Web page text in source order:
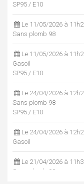
SP95 / E10
Le 11/05/2026 à
Sans plomb 98
Le 11/05/2026 à
Gasoil
SP95 / E10
Le 24/04/2026 à
Sans plomb 98
SP95 / E10
Le 24/04/2026 à
Gasoil
Le 21/04/2026 à
Sans plomb 98